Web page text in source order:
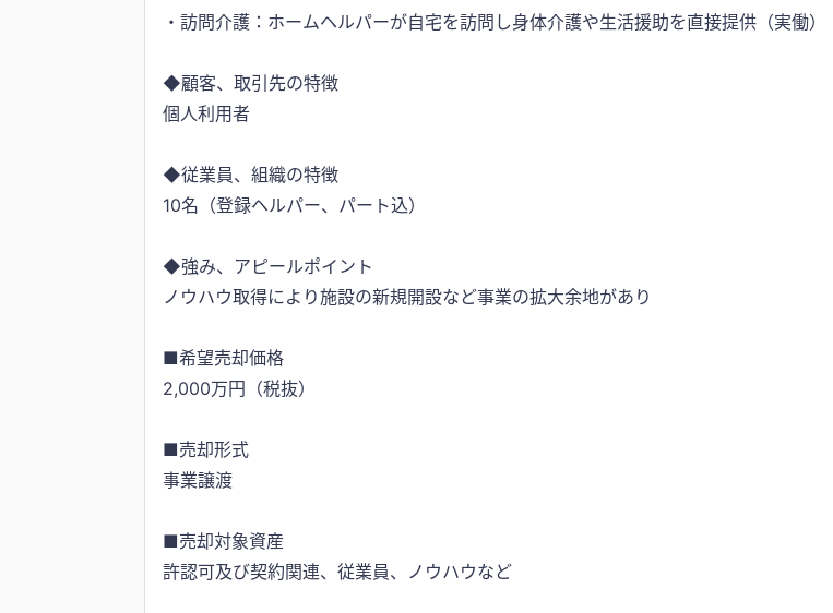
・訪問介護：ホームヘルパーが自宅を訪問し身体介護や生活援助を直接提供（実働）
◆顧客、取引先の特徴
個人利用者
◆従業員、組織の特徴
10名（登録ヘルパー、パート込）
◆強み、アピールポイント
ノウハウ取得により施設の新規開設など事業の拡大余地があり
■希望売却価格
2,000万円（税抜）
■売却形式
事業譲渡
■売却対象資産
許認可及び契約関連、従業員、ノウハウなど